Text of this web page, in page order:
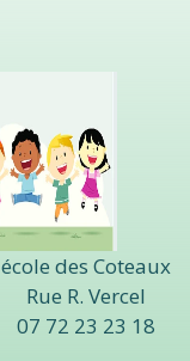
école des Coteaux
Rue R. Vercel
07 72 23 23 18